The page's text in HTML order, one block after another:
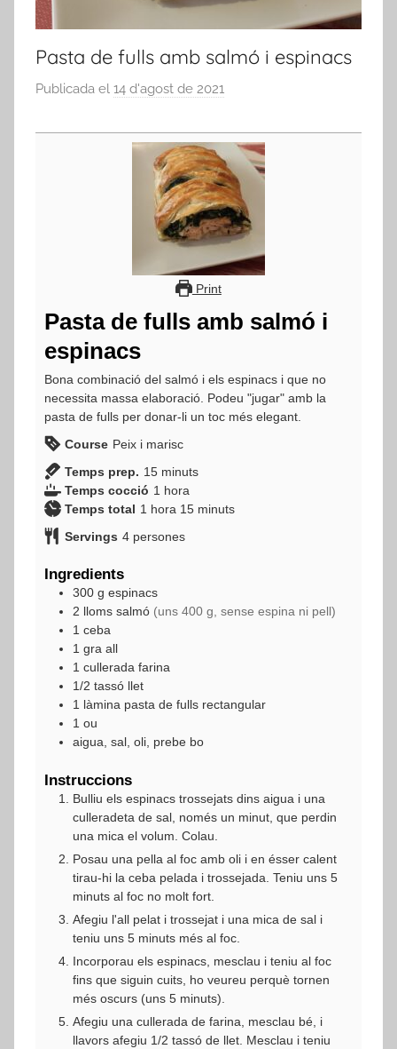
Pasta de fulls amb salmó i espinacs
Publicada el 14 d'agost de 2021
r
a
d
m
i
n
Print
Pasta de fulls amb salmó i
espinacs
Bona combinació del salmó i els espinacs i que no
necessita massa elaboració. Podeu "jugar" amb la
pasta de fulls per donar-li un toc més elegant.
Course Peix i marisc
Temps prep. 15minuts
minuts
Temps cocció 1 hora
hora
Temps total 1 hora
hora 15minuts
minuts
Servings 4 persones
Ingredients
300 g espinacs
2 lloms salmó (uns 400 g, sense espina ni pell)
1 ceba
1 gra all
1 cullerada farina
1/2 tassó llet
1 làmina pasta de fulls rectangular
1 ou
aigua, sal, oli, prebe bo
Instruccions
Bulliu els espinacs trossejats dins aigua i una
culleradeta de sal, només un minut, que perdin
una mica el volum. Colau.
Posau una pella al foc amb oli i en ésser calent
tirau-hi la ceba pelada i trossejada. Teniu uns 5
minuts al foc no molt fort.
Afegiu l'all pelat i trossejat i una mica de sal i
teniu uns 5 minuts més al foc.
Incorporau els espinacs, mesclau i teniu al foc
fins que siguin cuits, ho veureu perquè tornen
més oscurs (uns 5 minuts).
Afegiu una cullerada de farina, mesclau bé, i
llavors afegiu 1/2 tassó de llet. Mesclau i teniu